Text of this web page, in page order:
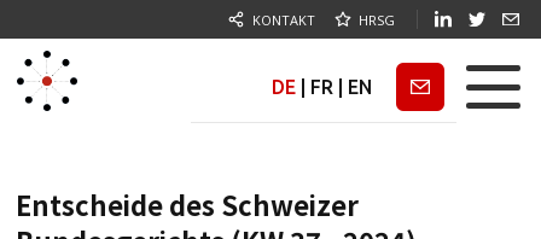
KONTAKT HRSG
DE FR EN Newsletter
Entscheide des Schweizer